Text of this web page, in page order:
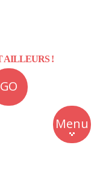
AILLEURS !
GO
Menu
Insolite
Business